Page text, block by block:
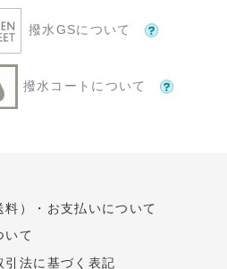
撥水GSについて
撥水コートについて
料）・お支払いについて
いて
引法に基づく表記